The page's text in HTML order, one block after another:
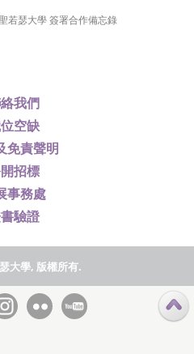
我們
空缺
免責聲明
招標
事務處
驗證
若瑟大學 簽署合作備忘錄
大學, 版權所有.